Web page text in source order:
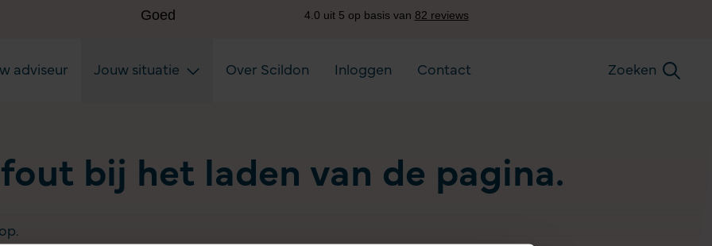
adviseur Jouw situatie Over Scildon Inloggen Contact Zoeken
bij het laden van de pagina.